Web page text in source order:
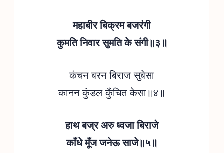
महाबीर बिक्रम बजरंगी
कुमति निवार सुमति के संगी॥३॥
कंचन बरन बिराज सुबेसा
कानन कुंडल कुँचित केसा॥४॥
हाथ बज्र अरु ध्वजा बिराजे
काँधे मूँज जनेऊ साजे॥५॥